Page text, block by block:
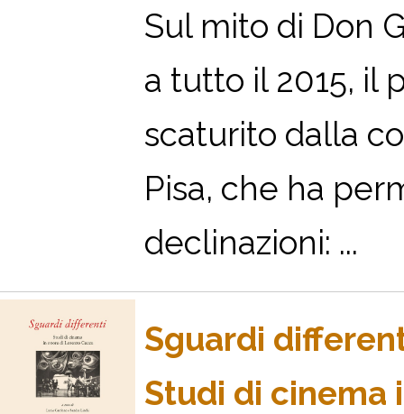
Sul mito di Don
a tutto il 2015, il
scaturito dalla
Pisa, che ha
declinazioni: ...
Sguardi
Studi di cinema